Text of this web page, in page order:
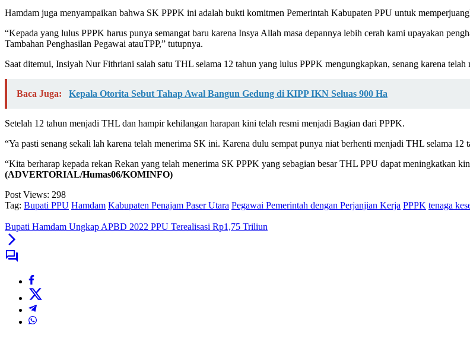
Hamdam juga menyampaikan bahwa SK PPPK ini adalah bukti komitmen Pemerintah Kabupaten PPU untuk
“Kepada yang lulus PPPK harus punya semangat baru karena Insya Allah masa depannya lebih cerah kami upayakan
Tambahan Penghasilan Pegawai atauTPP,” tutupnya.
Saat ditemui, Insiyah Nur Fithriani salah satu THL selama 12 tahun yang lulus PPPK mengungkapkan, senang karena telah
Baca Juga: Kepala Otorita Sebut Tahap Awal Bangun Gedung di KIPP IKN Seluas 900 Ha
Setelah 12 tahun menjadi THL dan hampir kehilangan harapan kini telah resmi menjadi Bagian dari PPPK.
“Ya pasti senang sekali lah karena telah menerima SK ini. Karena dulu sempat punya niat berhenti menjadi THL selama 12
“Kita berharap kepada rekan Rekan yang telah menerima SK PPPK yang sebagian besar THL PPU dapat meningkatkan
(ADVERTORIAL/Humas06/KOMINFO)
Post Views: 298
Tag: Bupati PPU Hamdam Kabupaten Penajam Paser Utara Pegawai Pemerintah dengan Perjanjian Kerja PPPK tenaga
Bupati Hamdam Ungkap APBD 2022 PPU Terealisasi Rp1,75 Triliun